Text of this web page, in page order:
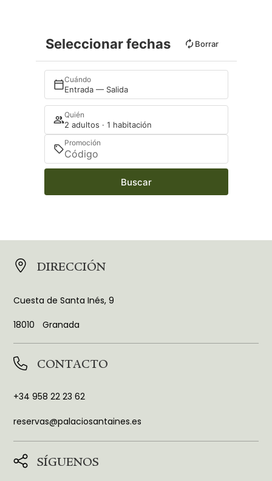
Seleccionar fechas Borrar
Cuándo
Entrada — Salida
Quién
2 adultos · 1 habitación
Promoción
Buscar
DIRECCIÓN
Cuesta de Santa Inés, 9
18010 Granada
CONTACTO
+34 958 22 23 62
reservas@palaciosantaines.es
SÍGUENOS